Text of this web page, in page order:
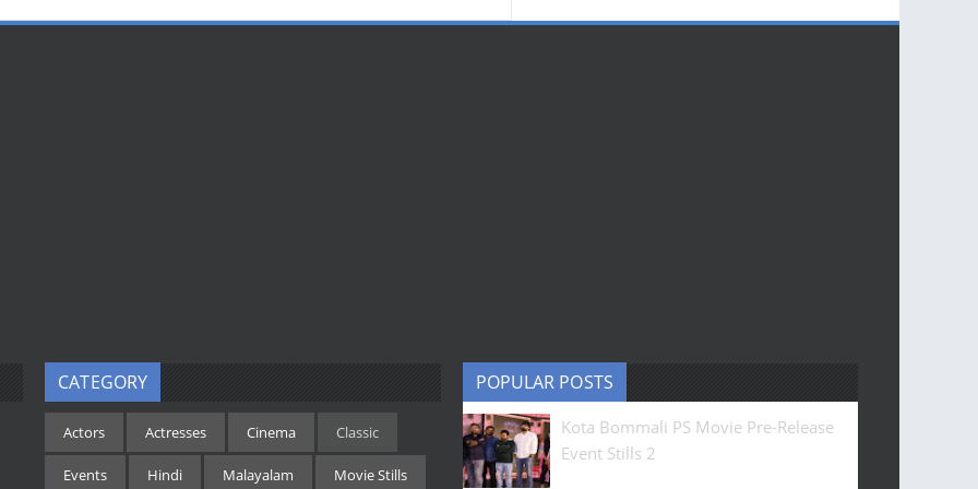
CATEGORY
Actors Actresses Cinema Classic
Events Hindi Malayalam Movie Stills
POPULAR POSTS
Kota Bommali PS Movie Pre-Release
Event Stills 2